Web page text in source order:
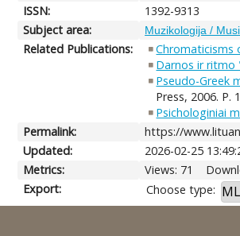
ISSN:
1392-9313
Subject area:
Muzikologija /
Related Publications: Chromaticisms
Darnos ir ritmo
Pseudo-Greek
Press, 2006. P.
Psichologiniai
Permalink:
https://
Updated:
2026-02-25
Metrics:
Views: 71
Export:
Choose type: